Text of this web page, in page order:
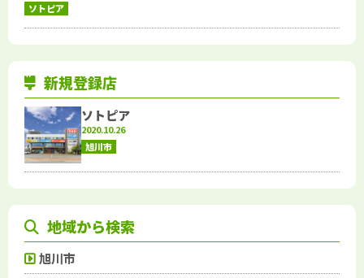
ソトピア
新規登録店
ソトピア
2020.10.26
旭川市
地域から検索
旭川市